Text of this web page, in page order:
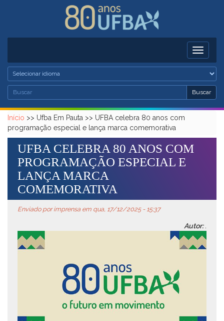
Pular para o conteúdo principal
Toggle
Formulário de busca
Buscar
Buscar
Início >> Ufba Em Pauta >> UFBA celebra 80 anos com
programação especial e lança marca comemorativa
UFBA CELEBRA 80 ANOS COM
PROGRAMAÇÃO ESPECIAL E
LANÇA MARCA
COMEMORATIVA
Enviado porimprensa em qua, 17/12/2025 - 15:37
Autor:.